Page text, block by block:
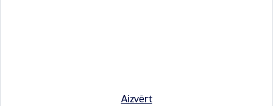
Aizvērt